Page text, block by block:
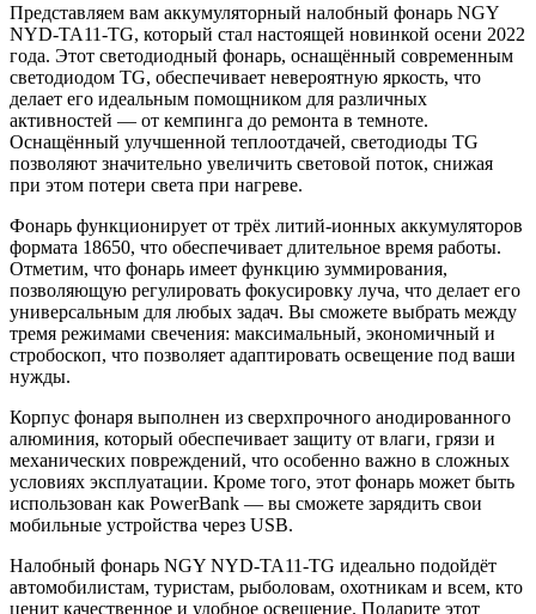
Представляем вам аккумуляторный налобный фонарь NGY
NYD-TA11-TG, который стал настоящей новинкой осени 2022
года. Этот светодиодный фонарь, оснащённый современным
светодиодом TG, обеспечивает невероятную яркость, что
делает его идеальным помощником для различных
активностей — от кемпинга до ремонта в темноте.
Оснащённый улучшенной теплоотдачей, светодиоды TG
позволяют значительно увеличить световой поток, снижая
при этом потери света при нагреве.
Фонарь функционирует от трёх литий-ионных аккумуляторов
формата 18650, что обеспечивает длительное время работы.
Отметим, что фонарь имеет функцию зуммирования,
позволяющую регулировать фокусировку луча, что делает его
универсальным для любых задач. Вы сможете выбрать между
тремя режимами свечения: максимальный, экономичный и
стробоскоп, что позволяет адаптировать освещение под ваши
нужды.
Корпус фонаря выполнен из сверхпрочного анодированного
алюминия, который обеспечивает защиту от влаги, грязи и
механических повреждений, что особенно важно в сложных
условиях эксплуатации. Кроме того, этот фонарь может быть
использован как PowerBank — вы сможете зарядить свои
мобильные устройства через USB.
Налобный фонарь NGY NYD-TA11-TG идеально подойдёт
автомобилистам, туристам, рыболовам, охотникам и всем, кто
ценит качественное и удобное освещение. Подарите этот